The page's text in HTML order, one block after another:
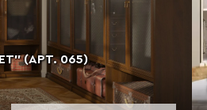
(АРТ. 065)